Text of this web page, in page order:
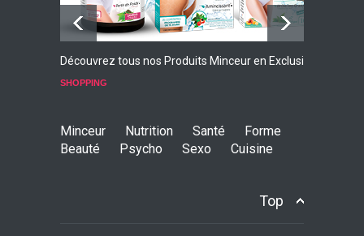
Découvrez tous nos Produits Minceur en Exclusivité
SHOPPING
Minceur Nutrition Santé
Forme
Beauté
Psycho Sexo Cuisine
Top